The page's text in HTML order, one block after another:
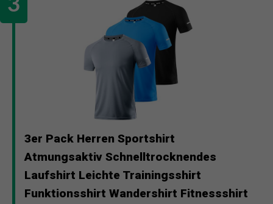
3er Pack Herren Sportshirt
Atmungsaktiv Schnelltrocknendes
Laufshirt Leichte Trainingsshirt
Funktionsshirt Wandershirt Fitnessshirt